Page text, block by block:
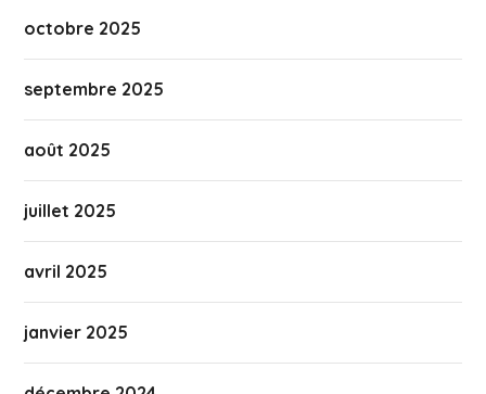
octobre 2025
septembre 2025
août 2025
juillet 2025
avril 2025
janvier 2025